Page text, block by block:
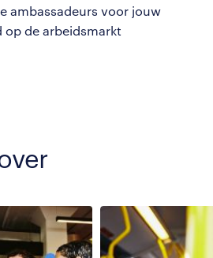
ambassadeurs voor jouw
op de arbeidsmarkt